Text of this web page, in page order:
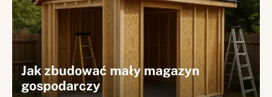
Jak zbudować mały magazyn
gospodarczy